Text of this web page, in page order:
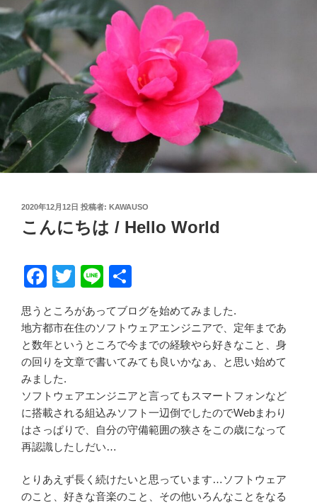
投
日:
2020年12月12日 投稿者: KAWAUSO
こんにちは / Hello World
F
c
e
b
o
o
k
T
tt
er
Li
e
思うところがあってブログを始めてみました.
地方都市在住のソフトウェアエンジニアで、定年まであ
と数年というところで今までの経験やら好きなこと、身
の回りを文章で書いてみても良いかなぁ、と思い始めて
みました.
ソフトウェアエンジニアと言ってもスマートフォンなど
に搭載される組込みソフト一辺倒でしたのでWebまわり
はさっぱりで、自分の守備範囲の狭さをこの歳になって
再認識したしだい…
とりあえず長く続けたいと思っています…ソフトウェア
のこと、好きな音楽のこと、その他いろんなことをなる